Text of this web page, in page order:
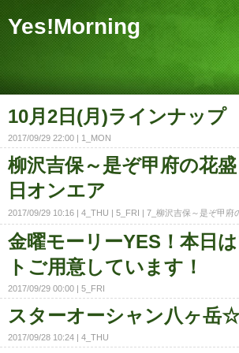
Yes!Morning
10月2日(月)ラインナップ
2017/09/29 22:00 1_MON
柳沢吉保～是ぞ甲府の花
日オンエア
2017/09/29 10:16 4_THU 5_FRI 7_柳沢吉保～是ぞ甲府
金曜モーリーYES！本日
トご用意しています！
2017/09/29 00:00 5_FRI
スターオーシャン八ヶ岳
2017/09/28 10:24 4_THU